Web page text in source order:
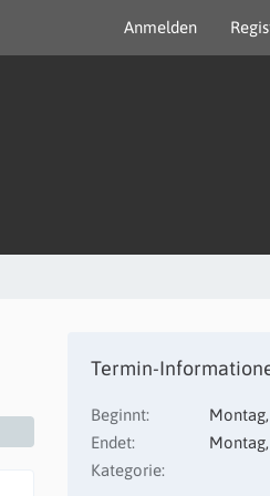
Anmelden
Termin-
Beginnt
Endet
Kategorie